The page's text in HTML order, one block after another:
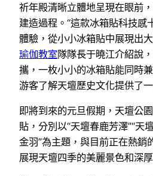
祈年殿清晰立體地呈現在眼前
建造過程。“這款冰箱貼科技感
體驗，從小小冰箱貼中展現出
瑜伽教室隊隊長于曉江介紹說
攜，一枚小小的冰箱貼能同時
游客了解天壇歷史文化提供了
即將到來的元旦假期，天壇公
貼，分別以“天壇春鹿芳澤”“天
金羽”為主題，與目前正在熱銷
展現天壇四季的美麗景色和深